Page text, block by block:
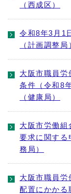
（西成区）
令和8年3月1
（計画調整局
大阪市職員労
条件（令和8
（健康局）
大阪市労働組
要求に関する
務局）
大阪市職員労
配置にかかる